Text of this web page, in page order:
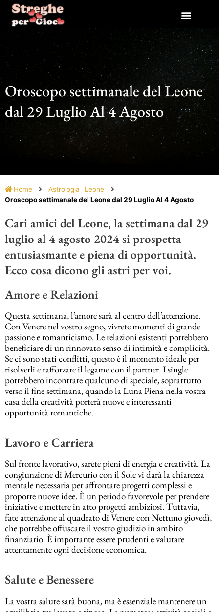
contenuto
Oroscopo settimanale del Leone
dal 29 Luglio Al 4 Agosto
Home Astrologia
Leone
Oroscopo settimanale del Leone dal 29 Luglio Al 4 Agosto
Cari amici del Leone, la settimana dal 29
luglio al 4 agosto 2024 si prospetta
entusiasmante e piena di opportunità.
Ecco cosa dicono gli astri per voi.
Amore e Relazioni
Questa settimana, l’amore sarà al centro dell’attenzione.
Con Venere nel vostro segno, vivrete momenti di grande
passione e romanticismo. Le relazioni esistenti potrebbero
beneficiare di un rinnovato senso di intimità e complicità.
Se ci sono stati conflitti, questo è il momento ideale per
risolverli e rafforzare il legame con il partner. I single
potrebbero incontrare qualcuno di speciale, soprattutto
verso il fine settimana, quando la Luna Piena nella vostra
casa della creatività porterà nuove e interessanti
opportunità romantiche.
Lavoro e Carriera
Sul fronte lavorativo, sarete pieni di energia e creatività. La
congiunzione di Mercurio con il Sole vi darà la chiarezza
mentale necessaria per affrontare progetti complessi e
proporre nuove idee. È un periodo favorevole per prendere
iniziative e mettere in atto progetti ambiziosi. Tuttavia,
fate attenzione al quadrato di Venere con Nettuno giovedì,
che potrebbe offuscare il vostro giudizio in ambito
finanziario. È importante essere prudenti e valutare
attentamente ogni decisione economica.
Salute e Benessere
La vostra salute sarà buona, ma è essenziale mantenere un